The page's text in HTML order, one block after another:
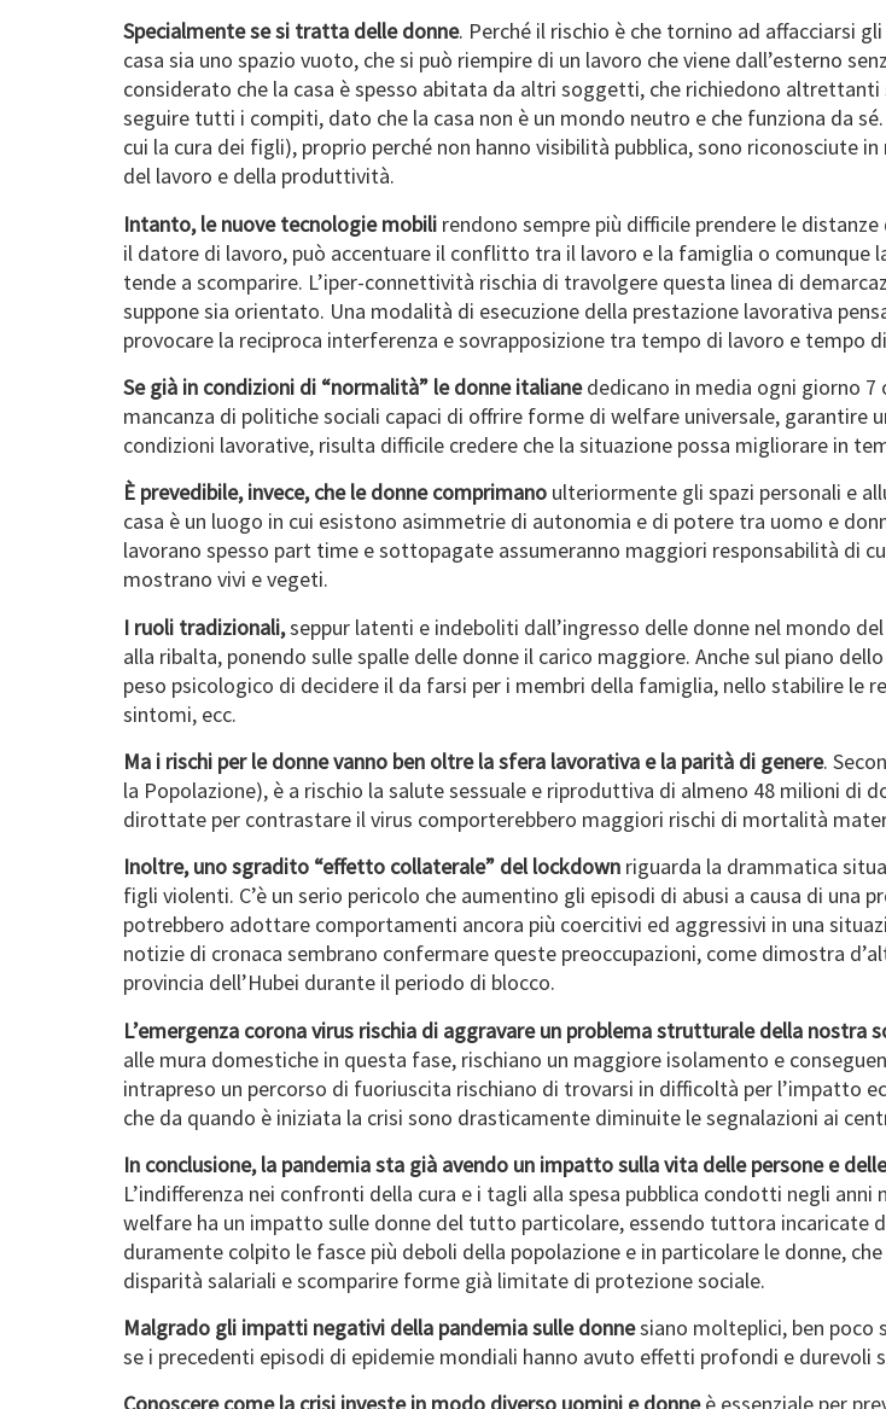
Specialmente se si tratta delle donne. Perché il rischio è che tornino ad affacciarsi
casa sia uno spazio vuoto, che si può riempire di un lavoro che viene dall’esterno
considerato che la casa è spesso abitata da altri soggetti, che richiedono
seguire tutti i compiti, dato che la casa non è un mondo neutro e che funziona da
cui la cura dei figli), proprio perché non hanno visibilità pubblica, sono riconosciute
del lavoro e della produttività.
Intanto, le nuove tecnologie mobili rendono sempre più difficile prendere le
il datore di lavoro, può accentuare il conflitto tra il lavoro e la famiglia o comunque
tende a scomparire. L’iper-connettività rischia di travolgere questa linea di
suppone sia orientato. Una modalità di esecuzione della prestazione lavorativa
provocare la reciproca interferenza e sovrapposizione tra tempo di lavoro e tempo
Se già in condizioni di “normalità” le donne italianededicano in media ogni giorno
mancanza di politiche sociali capaci di offrire forme di welfare universale, garantire
condizioni lavorative, risulta difficile credere che la situazione possa migliorare in
È prevedibile, invece, che le donne comprimano ulteriormente gli spazi personali e
casa è un luogo in cui esistono asimmetrie di autonomia e di potere tra uomo e
lavorano spesso part time e sottopagate assumeranno maggiori responsabilità di
mostrano vivi e vegeti.
I ruoli tradizionali,seppur latenti e indeboliti dall’ingresso delle donne nel mondo
alla ribalta, ponendo sulle spalle delle donne il carico maggiore. Anche sul piano
peso psicologico di decidere il da farsi per i membri della famiglia, nello stabilire le
sintomi, ecc.
Ma i rischi per le donne vanno ben oltre la sfera lavorativa e la parità di genere.
la Popolazione), è a rischio la salute sessuale e riproduttiva di almeno 48 milioni di
dirottate per contrastare il virus comporterebbero maggiori rischi di mortalità
Inoltre, uno sgradito “effetto collaterale” del lockdown riguarda la drammatica
figli violenti. C’è un serio pericolo che aumentino gli episodi di abusi a causa di
potrebbero adottare comportamenti ancora più coercitivi ed aggressivi in una
notizie di cronaca sembrano confermare queste preoccupazioni, come dimostra
provincia dell’Hubei durante il periodo di blocco.
L’emergenza corona virus rischia di aggravare un problema strutturale della nostra
alle mura domestiche in questa fase, rischiano un maggiore isolamento e
intrapreso un percorso di fuoriuscita rischiano di trovarsi in difficoltà per l’impatto
che da quando è iniziata la crisi sono drasticamente diminuite le segnalazioni ai
In conclusione, la pandemia sta già avendo un impatto sulla vita delle persone e
L’indifferenza nei confronti della cura e i tagli alla spesa pubblica condotti negli
welfare ha un impatto sulle donne del tutto particolare, essendo tuttora incaricate
duramente colpito le fasce più deboli della popolazione e in particolare le donne,
disparità salariali e scomparire forme già limitate di protezione sociale.
Malgrado gli impatti negativi della pandemia sulle donnesiano molteplici, ben poco
se i precedenti episodi di epidemie mondiali hanno avuto effetti profondi e durevoli